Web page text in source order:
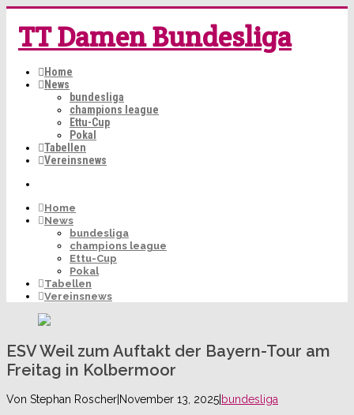
TT Damen Bundesliga
Home
News
bundesliga
champions league
Ettu-Cup
Pokal
Tabellen
Vereinsnews
Home
News
bundesliga
champions league
Ettu-Cup
Pokal
Tabellen
Vereinsnews
ESV Weil zum Auftakt der Bayern-Tour am
Freitag in Kolbermoor
Von Stephan Roscher|November 13, 2025|bundesliga